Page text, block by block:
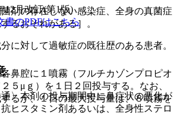
剤の存在しない感染症、全身の真菌症
るおそれがある］。
に対して過敏症の既往歴のある患者。
〉本剤の投与期間中に鼻症状の悪化が
ヒスタミン剤あるいは、全身性ステロ
12月改訂(第1版)
書のPDFはこちら
鼻腔に１噴霧（フルチカゾンプロピオ
５μｇ）を１日２回投与する。なお、
るが、１日の最大投与量は、８噴霧を